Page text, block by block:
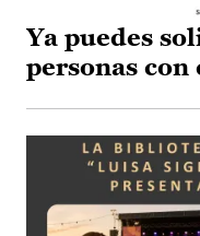
Ya puedes
personas con